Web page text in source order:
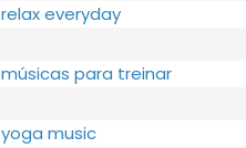
relax everyday
músicas para treinar
yoga music